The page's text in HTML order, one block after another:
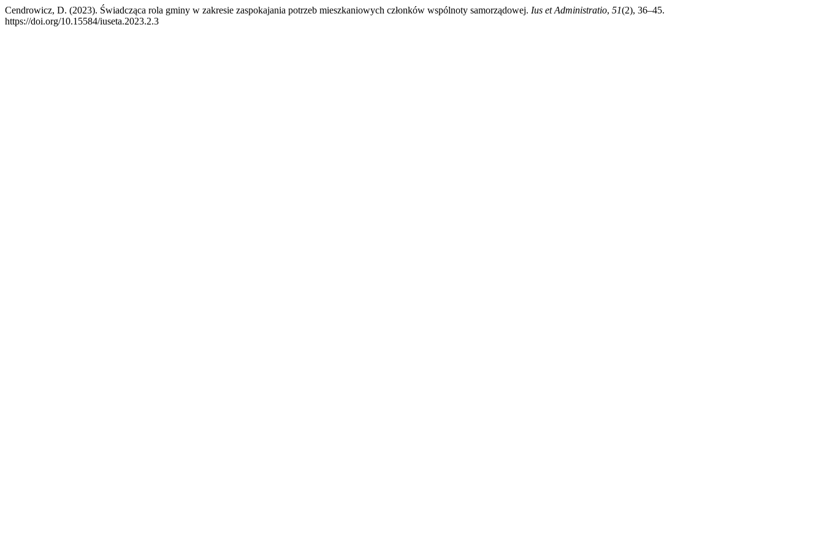
Cendrowicz, D. (2023). Świadcząca rola gminy w zakresie zaspokajania potrzeb mieszkaniowych członków wspólnoty samorządowej. Ius et Administratio, 51(2), 36–45.
https://doi.org/10.15584/iuseta.2023.2.3